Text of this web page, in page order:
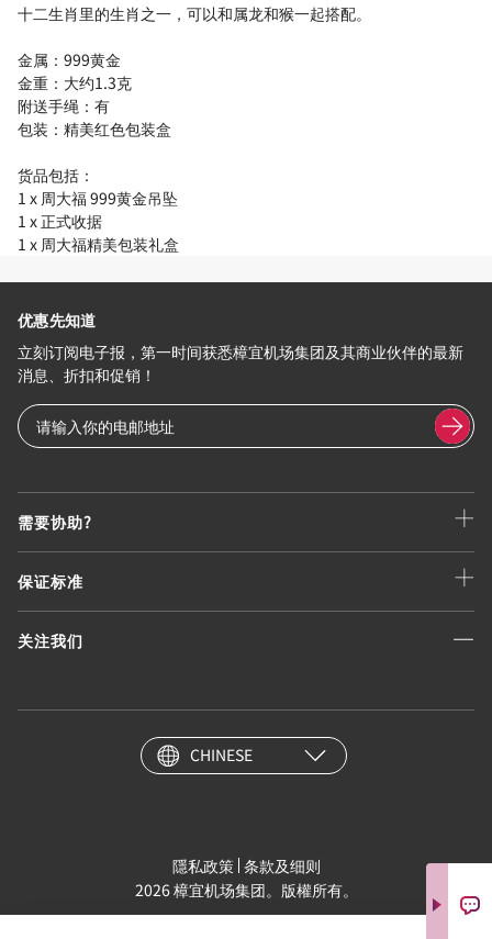
十二生肖里的生肖之一，可以和属龙和猴一起搭配。
金属：999黄金
金重：大约1.3克
附送手绳：有
包装：精美红色包装盒
货品包括：
1 x 周大福 999黄金吊坠
1 x 正式收据
1 x 周大福精美包装礼盒
需要协助?
保证标准
关注我们
优惠先知道
立刻订阅电子报，第一时间获悉樟宜机场集团及其商业伙伴的最新
消息、折扣和促销！
CHINESE
隱私政策 条款及细则
2026 樟宜机场集团。版權所有。